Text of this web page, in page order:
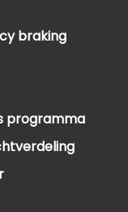
braking
programma